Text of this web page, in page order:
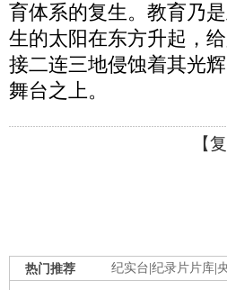
育体系的复生。教育乃
生的太阳在东方升起，
接二连三地侵蚀着其光
舞台之上。
【
纪实台 纪录片片库
热门推荐